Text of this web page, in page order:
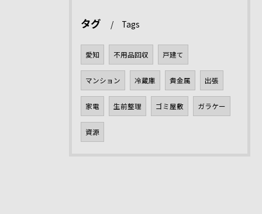
タグ Tags
愛知 不用品回収 戸建て
マンション 冷蔵庫 貴金属 出張
家電 生前整理 ゴミ屋敷 ガラケー
資源